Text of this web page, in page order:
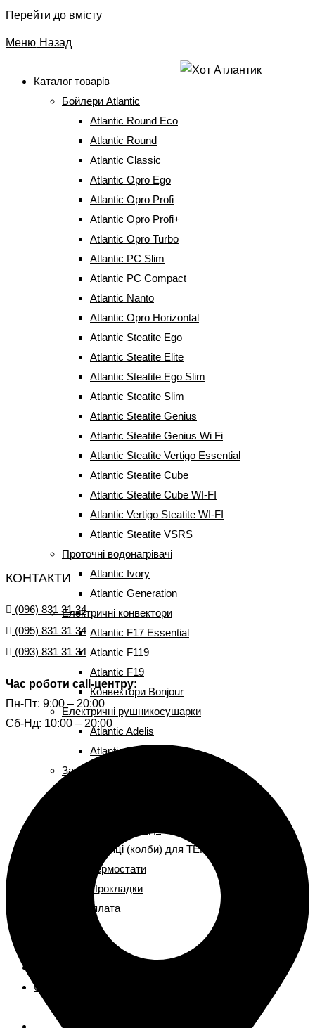
Перейти до вмісту
Меню Назад
Каталог товарів
Бойлери Atlantic
Atlantic Round Eco
Atlantic Round
Atlantic Classic
Atlantic Opro Ego
Atlantic Opro Profi
Atlantic Opro Profi+
Atlantic Opro Turbo
Atlantic PC Slim
Atlantic PC Compact
Atlantic Nanto
Atlantic Opro Horizontal
Atlantic Steatite Ego
Atlantic Steatite Elite
Atlantic Steatite Ego Slim
Atlantic Steatite Slim
Atlantic Steatite Genius
Atlantic Steatite Genius Wi Fi
Atlantic Steatite Vertigo Essential
Atlantic Steatite Cube
Atlantic Steatite Cube WI-FI
Atlantic Vertigo Steatite WI-FI
Atlantic Steatite VSRS
Проточні водонагрівачі
Atlantic Ivory
Atlantic Generation
Електричні конвектори
Atlantic F17 Essential
Atlantic F119
Atlantic F19
Конвектори Bonjour
Електричні рушникосушарки
Atlantic Adelis
Atlantic 2012
Запчастини до бойлерів
Фланці (колби) для ТЕНу
Термостати
Прокладки
Доставка і оплата
UA
Контакти
⇒
КОНТАКТИ
(096) 831 31 34
(095) 831 31 34
(093) 831 31 34
Час роботи call-центру:
Пн-Пт: 9:00 – 20:00
Сб-Нд: 10:00 – 20:00